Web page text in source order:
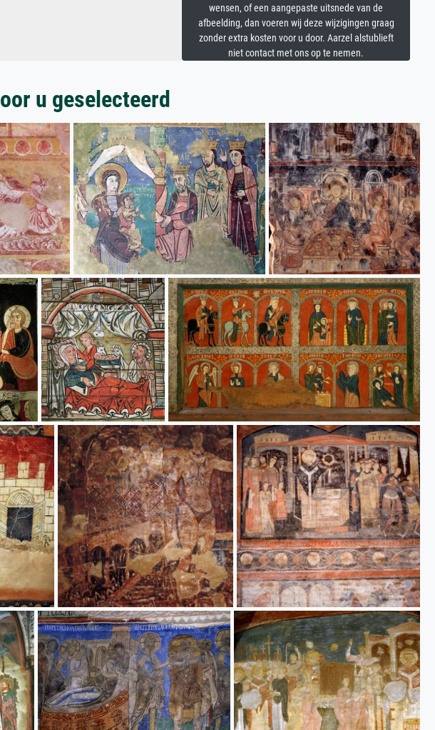
wensen, of een aangepaste uitsnede van de
afbeelding, dan voeren wij deze wijzigingen graag
zonder extra kosten voor u door. Aarzel alstublieft
niet contact met ons op te nemen.
u geselecteerd